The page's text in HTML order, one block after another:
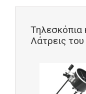
Τηλεσκόπια
Λάτρεις